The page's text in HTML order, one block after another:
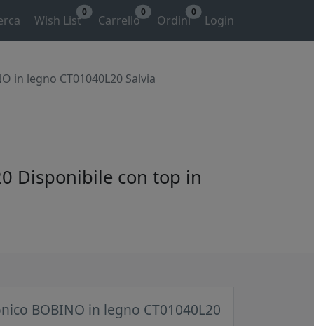
Wish List
0
Carrello
0
Ordini
0
Login
in legno CT01040L20 Salvia
Disponibile con top in
BOBINO in legno CT01040L20